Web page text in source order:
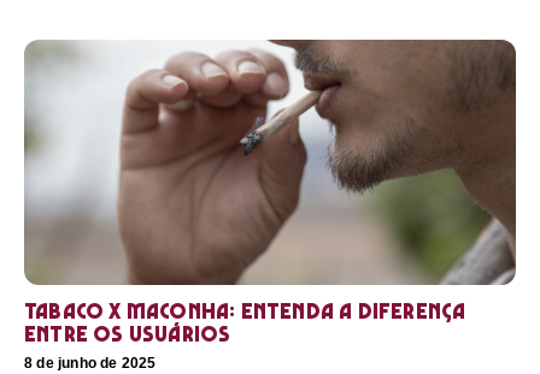
Tabaco x maconha: Entenda a diferença
entre os usuários
8 de junho de 2025